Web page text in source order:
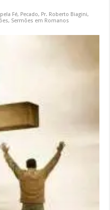
Fé, Pecado, Pr. Roberto Biagini,
, Sermões em Romanos